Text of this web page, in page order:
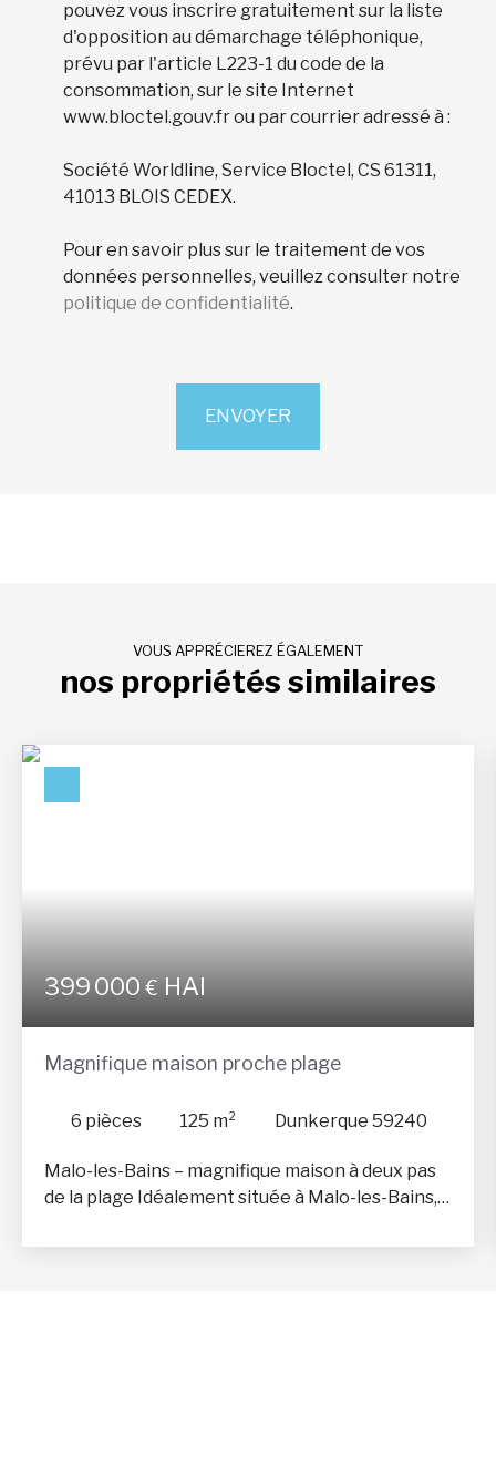
pouvez vous inscrire gratuitement sur la liste
d'opposition au démarchage téléphonique,
prévu par l'article L223-1 du code de la
consommation, sur le site Internet
www.bloctel.gouv.fr ou par courrier adressé à :
Société Worldline, Service Bloctel, CS 61311,
41013 BLOIS CEDEX.
Pour en savoir plus sur le traitement de vos
données personnelles, veuillez consulter notre
politique de confidentialité.
ENVOYER
VOUS APPRÉCIEREZ ÉGALEMENT
nos propriétés similaires
399 000€HAI
Magnifique maison proche plage
6 pièces 125 m² Dunkerque 59240
Malo-les-Bains – magnifique maison à deux pas
de la plage Idéalement située à Malo-les-Bains,
proximité immédiate de la plage. Elle se